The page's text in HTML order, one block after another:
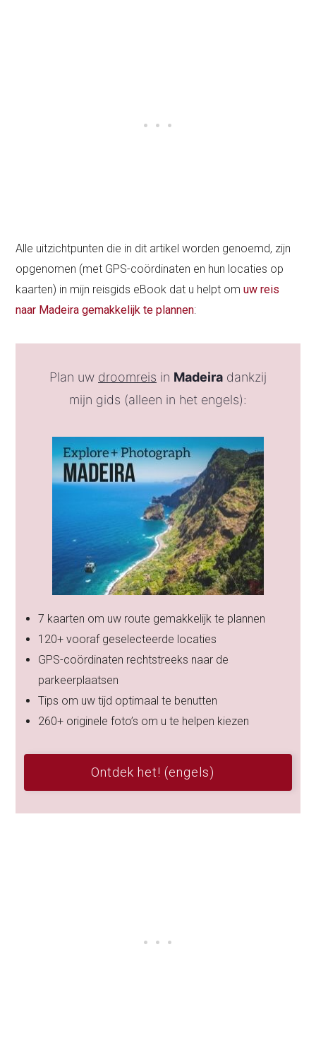
Alle uitzichtpunten die in dit artikel worden genoemd, zijn
opgenomen (met GPS-coördinaten en hun locaties op
kaarten) in mijn reisgids eBook dat u helpt omuw reis
naar Madeira gemakkelijk te plannen:
Plan uw droomreis in Madeira dankzij
mijn gids (alleen in het engels):
7 kaarten om uw route gemakkelijk te plannen
120+ vooraf geselecteerde locaties
GPS-coördinaten rechtstreeks naar de
parkeerplaatsen
Tips om uw tijd optimaal te benutten
260+ originele foto’s om u te helpen kiezen
Ontdek het! (engels)